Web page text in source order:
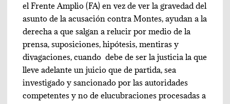
el Frente Amplio (FA) en vez de ver la gravedad del
asunto de la acusación contra Montes, ayudan a la
derecha a que salgan a relucir por medio de la
prensa, suposiciones, hipótesis, mentiras y
divagaciones, cuando debe de ser la justicia la que
lleve adelante un juicio que de partida, sea
investigado y sancionado por las autoridades
competentes y no de elucubraciones procesadas a